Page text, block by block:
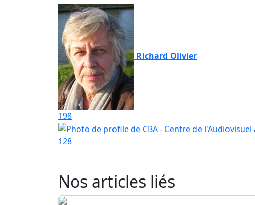
Richard Olivier
198
128
Nos articles liés